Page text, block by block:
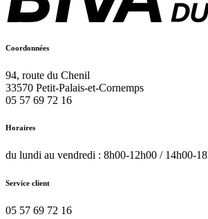
Coordonnées
94, route du Chenil
33570 Petit-Palais-et-Cornemps
05 57 69 72 16
Horaires
du lundi au vendredi : 8h00-12h00 / 14h00-
Service client
05 57 69 72 16